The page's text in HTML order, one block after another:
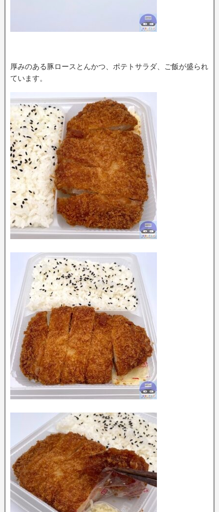
厚みのある豚ロースとんかつ、ポテトサラダ、ご飯が盛られ
ています。